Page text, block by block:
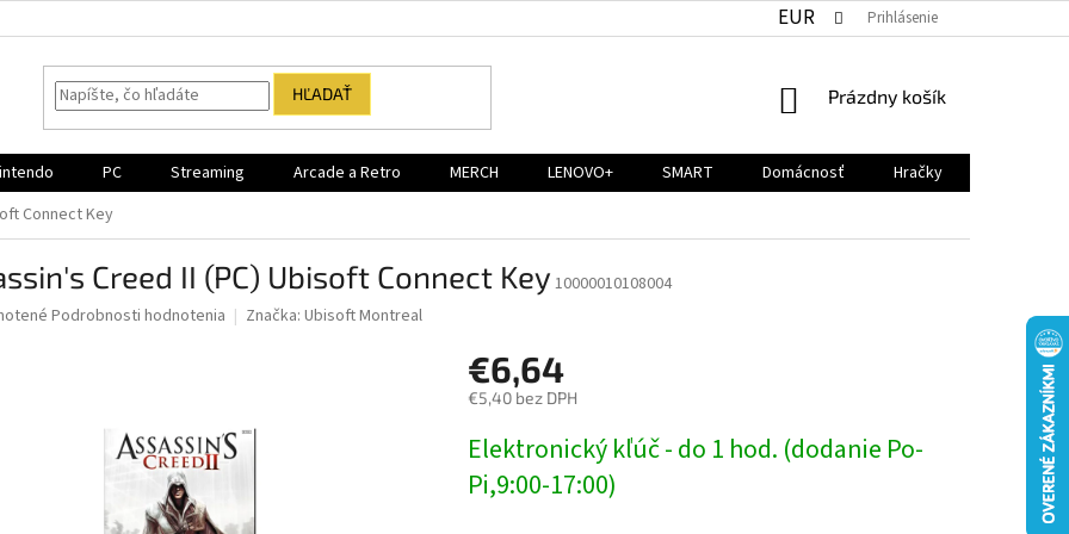
EUR Prihlásenie
HĽADAŤ
NÁKUPNÝ
Prázdny košík
PC Streaming Arcade a Retro MERCH LENOVO+ SMART Domácnosť
Hračky
Connect Key
Creed II (PC) Ubisoft Connect Key 10000010108004
Podrobnosti hodnotenia Značka: Ubisoft Montreal
€6,64
€5,40 bez DPH
cena:
Elektronický kľúč - do 1 hod. (dodanie Po-
Pi,9:00-17:00)